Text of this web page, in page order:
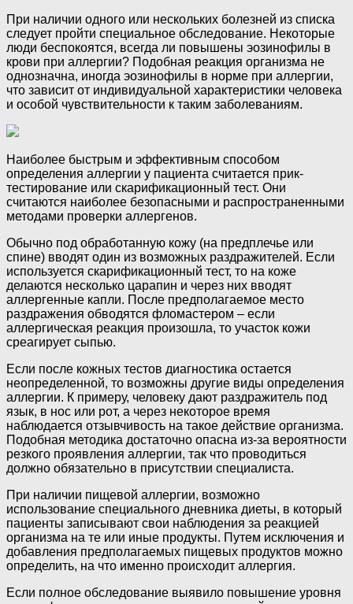
При наличии одного или нескольких болезней из списка
следует пройти специальное обследование. Некоторые
люди беспокоятся, всегда ли повышены эозинофилы в
крови при аллергии? Подобная реакция организма не
однозначна, иногда эозинофилы в норме при аллергии,
что зависит от индивидуальной характеристики человека
и особой чувствительности к таким заболеваниям.
Наиболее быстрым и эффективным способом
определения аллергии у пациента считается прик-
тестирование или скарификационный тест. Они
считаются наиболее безопасными и распространенными
методами проверки аллергенов.
Обычно под обработанную кожу (на предплечье или
спине) вводят один из возможных раздражителей. Если
используется скарификационный тест, то на коже
делаются несколько царапин и через них вводят
аллергенные капли. После предполагаемое место
раздражения обводятся фломастером – если
аллергическая реакция произошла, то участок кожи
среагирует сыпью.
Если после кожных тестов диагностика остается
неопределенной, то возможны другие виды определения
аллергии. К примеру, человеку дают раздражитель под
язык, в нос или рот, а через некоторое время
наблюдается отзывчивость на такое действие организма.
Подобная методика достаточно опасна из-за вероятности
резкого проявления аллергии, так что проводиться
должно обязательно в присутствии специалиста.
При наличии пищевой аллергии, возможно
использование специального дневника диеты, в который
пациенты записывают свои наблюдения за реакцией
организма на те или иные продукты. Путем исключения и
добавления предполагаемых пищевых продуктов можно
определить, на что именно происходит аллергия.
Если полное обследование выявило повышение уровня